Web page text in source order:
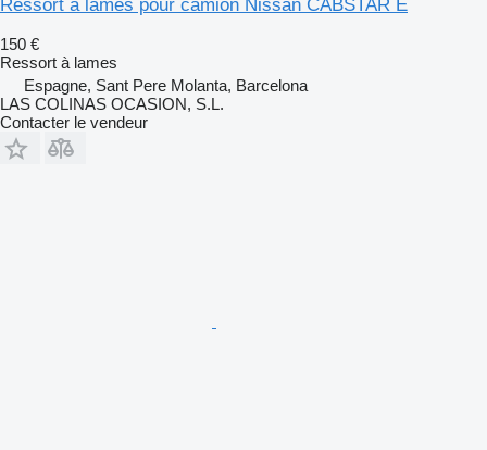
Ressort à lames pour camion Nissan CABSTAR E
150 €
Ressort à lames
Espagne, Sant Pere Molanta, Barcelona
LAS COLINAS OCASION, S.L.
Contacter le vendeur